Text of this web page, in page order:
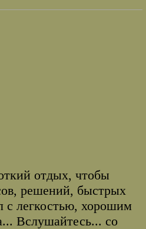
отдых, чтобы
решений, быстрых
с легкостью, хорошим
Вслушайтесь... со